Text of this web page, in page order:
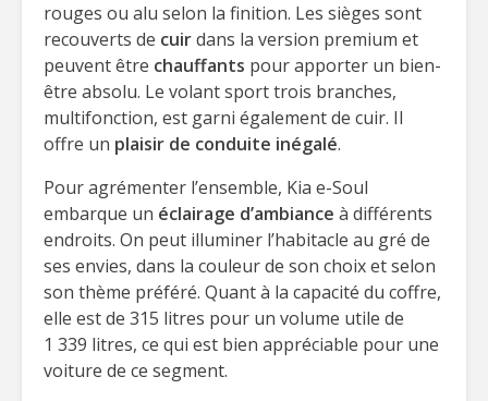
rouges ou alu selon la finition. Les sièges sont
recouverts de cuirdans la version premium et
peuvent être chauffants pour apporter un bien-
être absolu. Le volant sport trois branches,
multifonction, est garni également de cuir. Il
offre un plaisir de conduite inégalé.
Pour agrémenter l’ensemble, Kia e-Soul
embarque un éclairage d’ambiance à différents
endroits. On peut illuminer l’habitacle au gré de
ses envies, dans la couleur de son choix et selon
son thème préféré. Quant à la capacité du coffre,
elle est de 315 litres pour un volume utile de
1 339 litres, ce qui est bien appréciable pour une
voiture de ce segment.